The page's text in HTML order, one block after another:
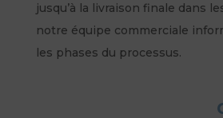
jusqu’à la livraison finale dans
notre équipe commerciale
les phases du processus.